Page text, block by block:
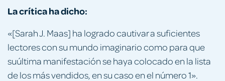
La crítica ha dicho:
«[Sarah J. Maas] ha logrado cautivar a suficientes
lectores con su mundo imaginario como para que
suúltima manifestación se haya colocado en la lista
de los más vendidos, en su caso en el número 1».